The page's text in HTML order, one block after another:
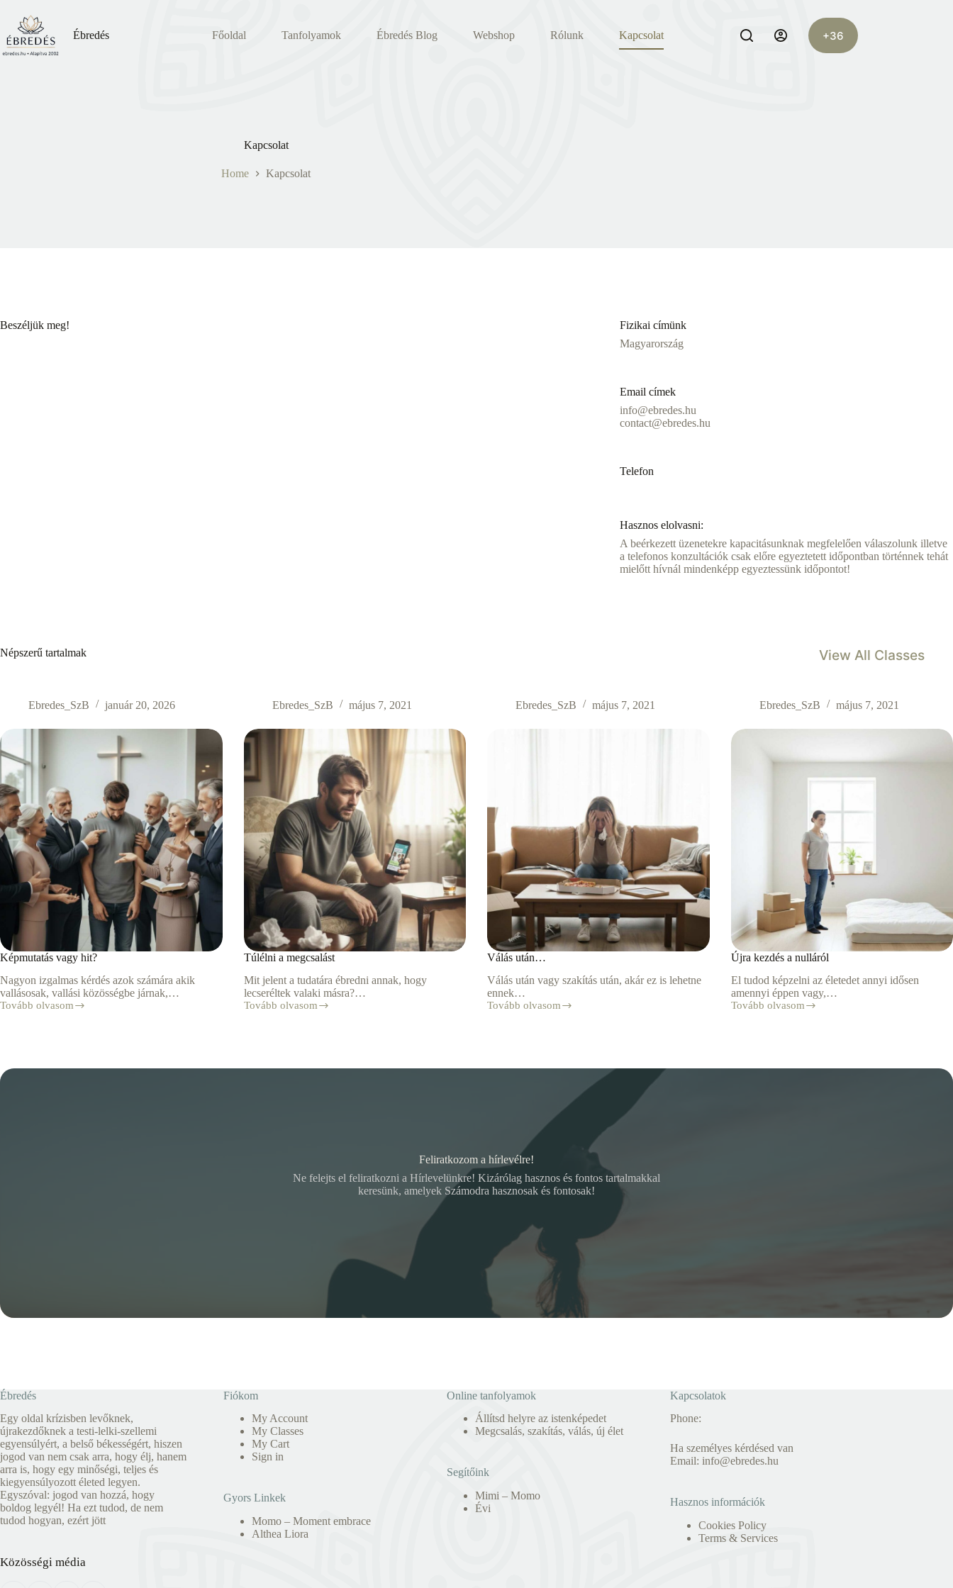
content
Ébredés Főoldal Tanfolyamok Ébredés Blog Webshop Rólunk Kapcsolat +36
Kapcsolat
Home Kapcsolat
Beszéljük meg!
Fizikai címünk
Magyarország
Email címek
info@ebredes.hu
contact@ebredes.hu
Telefon
Hasznos elolvasni:
A beérkezett üzenetekre kapacitásunknak megfelelően válaszolunk illetve
a telefonos konzultációk csak előre egyeztetett időpontban történnek tehát
mielőtt hívnál mindenképp egyeztessünk időpontot!
Népszerű tartalmak View All Classes
Ebredes_SzB január 20, 2026
Képmutatás vagy hit?
Nagyon izgalmas kérdés azok számára akik
vallásosak, vallási közösségbe járnak,…
Tovább olvasom
Képmutatás
Ebredes_SzB május 7, 2021
Túlélni a megcsalást
Mit jelent a tudatára ébredni annak, hogy
lecseréltek valaki másra?…
Tovább olvasom
Túlélni
Ebredes_SzB május 7, 2021
Válás után…
Válás után vagy szakítás után, akár ez is lehetne
ennek…
Tovább olvasom
Válás
Ebredes_SzB május 7, 2021
Újra kezdés a nulláról
El tudod képzelni az életedet annyi idősen
amennyi éppen vagy,…
Tovább olvasom
Újra
Feliratkozom a hírlevélre!
Ne felejts el feliratkozni a Hírlevelünkre! Kizárólag hasznos és fontos tartalmakkal
keresünk, amelyek Számodra hasznosak és fontosak!
Ébredés
Egy oldal krízisben levőknek,
újrakezdőknek a testi-lelki-szellemi
egyensúlyért, a belső békességért, hiszen
jogod van nem csak arra, hogy élj, hanem
arra is, hogy egy minőségi, teljes és
kiegyensúlyozott életed legyen.
Egyszóval: jogod van hozzá, hogy
boldog legyél! Ha ezt tudod, de nem
tudod hogyan, ezért jött
Közösségi média
Fiókom
My Account
My Classes
My Cart
Sign in
Gyors Linkek
Momo – Moment embrace
Althea Liora
Online tanfolyamok
Állítsd helyre az istenképedet
Megcsalás, szakítás, válás, új élet
Segítőink
Mimi – Momo
Évi
Kapcsolatok
Phone:
Ha személyes kérdésed van
Email: info@ebredes.hu
Hasznos információk
Cookies Policy
Terms & Services